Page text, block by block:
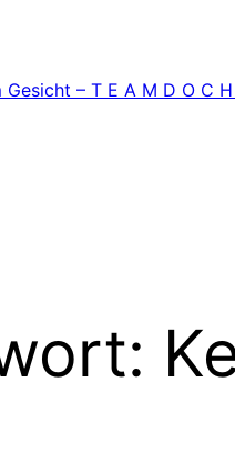
Gesicht – T E A M D O C